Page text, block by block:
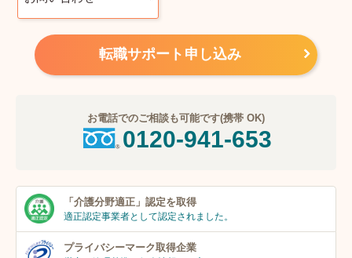
転職サポート申し込み
お電話でのご相談も可能です(携帯 OK)
0120-941-653
「介護分野適正」 認定を取得
適正認定事業者として認定されました。
プライバシーマーク取得企業